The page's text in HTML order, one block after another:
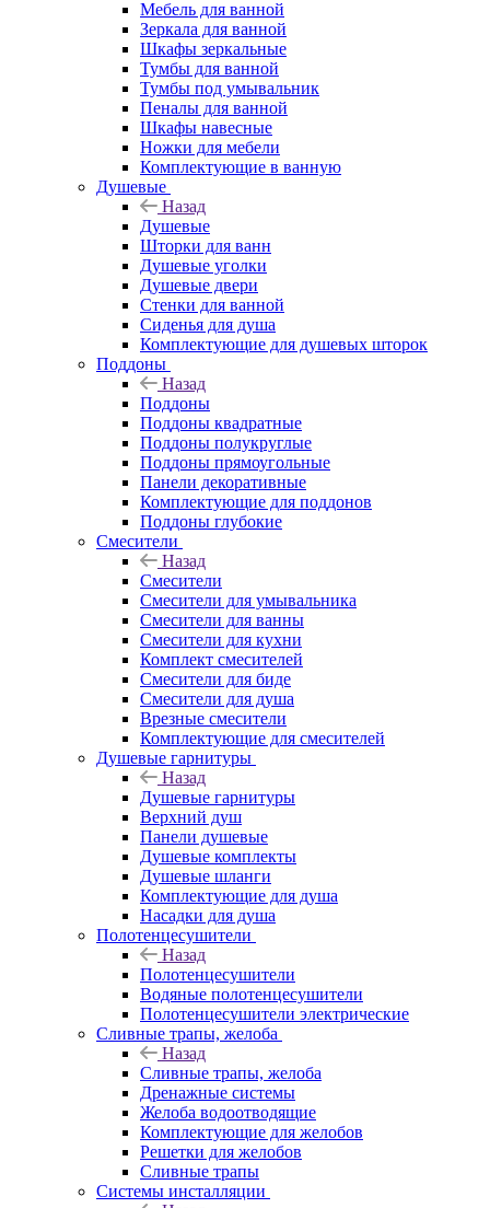
Мебель для ванной
Зеркала для ванной
Шкафы зеркальные
Тумбы для ванной
Тумбы под умывальник
Пеналы для ванной
Шкафы навесные
Ножки для мебели
Комплектующие в ванную
Душевые
Назад
Душевые
Шторки для ванн
Душевые уголки
Душевые двери
Стенки для ванной
Сиденья для душа
Комплектующие для душевых шторок
Поддоны
Назад
Поддоны
Поддоны квадратные
Поддоны полукруглые
Поддоны прямоугольные
Панели декоративные
Комплектующие для поддонов
Поддоны глубокие
Смесители
Назад
Смесители
Смесители для умывальника
Смесители для ванны
Смесители для кухни
Комплект смесителей
Смесители для биде
Смесители для душа
Врезные смесители
Комплектующие для смесителей
Душевые гарнитуры
Назад
Душевые гарнитуры
Верхний душ
Панели душевые
Душевые комплекты
Душевые шланги
Комплектующие для душа
Насадки для душа
Полотенцесушители
Назад
Полотенцесушители
Водяные полотенцесушители
Полотенцесушители электрические
Сливные трапы, желоба
Назад
Сливные трапы, желоба
Дренажные системы
Желоба водоотводящие
Комплектующие для желобов
Решетки для желобов
Сливные трапы
Системы инсталляции